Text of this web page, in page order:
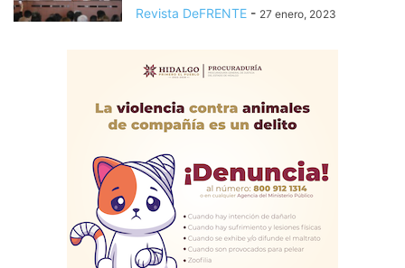
Revista DeFRENTE - 27 enero, 2023